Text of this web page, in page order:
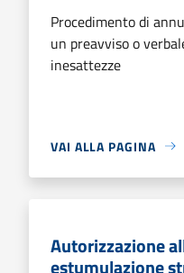
Procedimento di
un preavviso o
inesattezze
VAI ALLA PAGINA
Autorizzazione
estumulazione